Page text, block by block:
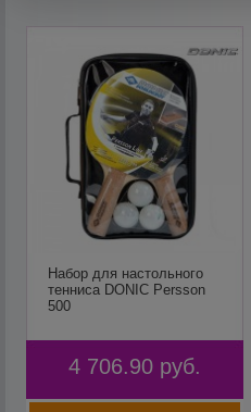
Набор для настольного
тенниса DONIC Persson
500
4 706.90 руб.